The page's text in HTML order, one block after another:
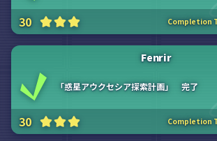
30 Completion
Fenrir
「惑星アウクセシア探索計画」 完了
30 Completion